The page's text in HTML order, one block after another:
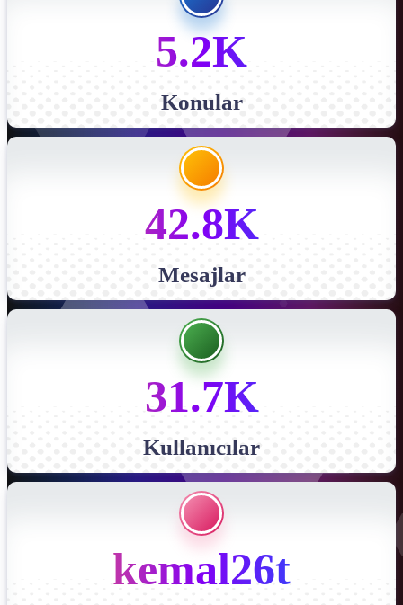
5.2K
Konular
42.8K
Mesajlar
31.7K
Kullanıcılar
kemal26t